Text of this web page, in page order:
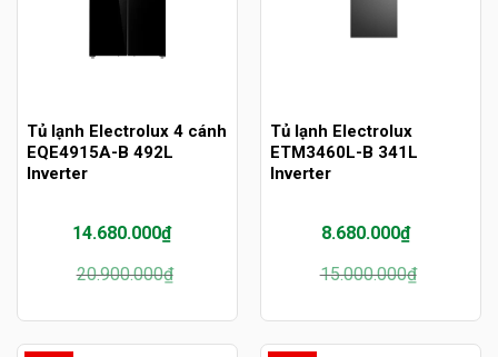
Tủ lạnh Electrolux 4 cánh
EQE4915A-B 492L
Inverter
20.900.000₫
Giá
gốc
20.900.000₫.
14.680.000₫
Giá
hiện
là:
14.680.000₫.
Tủ lạnh Electrolux
ETM3460L-B 341L
Inverter
15.000.000₫
Giá
gốc
15.000.000₫.
8.680.000₫
Giá
hiện
là:
8.680.000₫.